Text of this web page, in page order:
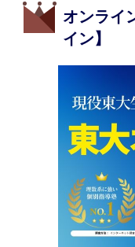
オンライ
イン】